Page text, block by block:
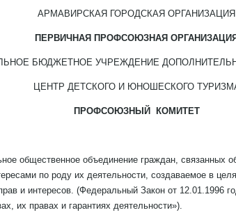
АРМАВИРСКАЯ ГОРОДСКАЯ ОРГАНИЗАЦИЯ
ПЕРВИЧНАЯ ПРОФСОЮЗНАЯ ОРГАНИЗАЦИЯ
БЮДЖЕТНОЕ УЧРЕЖДЕНИЕ
ЦЕНТР ДЕТСКОГО И ЮНОШЕСКОГО
ПРОФСОЮЗНЫЙ КОМИТЕТ
общественное объединение граждан, связанных
по роду их деятельности, создаваемое в
и интересов. (Федеральный Закон от 12.01.1996
их правах и гарантиях деятельности»).